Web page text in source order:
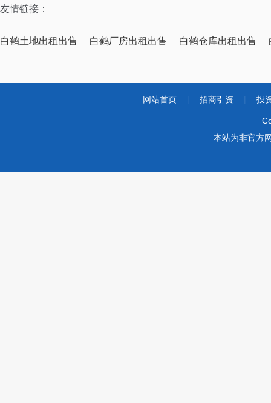
友情链接：
白鹤土地出租出售 白鹤厂房出租出售 白鹤仓库出租出售
网站首页 招商引资 投
本站为非官方